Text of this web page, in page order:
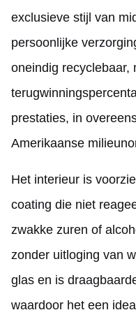
exclusieve stijl van
persoonlijke
oneindig recyclebaar,
prestaties, in
Amerikaanse
Het interieur is
coating die niet
zwakke zuren of
zonder uitloging van
glas en is
waardoor het een